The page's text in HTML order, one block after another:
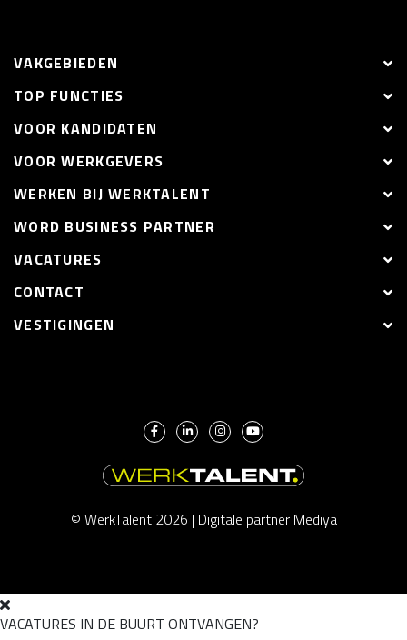
VAKGEBIEDEN
TOP FUNCTIES
VOOR KANDIDATEN
VOOR WERKGEVERS
WERKEN BIJ WERKTALENT
WORD BUSINESS PARTNER
VACATURES
CONTACT
VESTIGINGEN
© WerkTalent 2026 | Digitale partner Mediya
VACATURES IN DE BUURT ONTVANGEN?